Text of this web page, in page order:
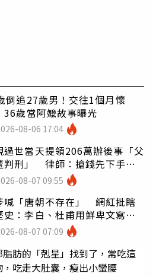
倒追27歲男！交往1個月懷
歲當阿嬤故事曝光
08-06 17:04
過世當天提領206萬辦後事「父
判刑」 律師：搶錢先下手是
08-07 09:55
喊「唐朝不存在」 網紅批瞎
史：李白、杜甫用鮮卑文寫
08-07 07:09
脂肪的「剋星」找到了，常吃這
，吃走大肚囊，瘦出小蠻腰